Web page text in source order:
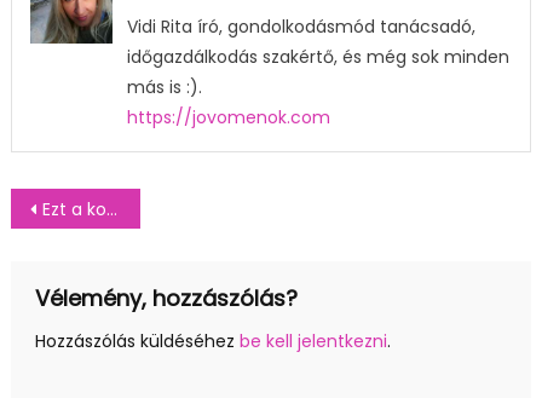
Vidi Rita író, gondolkodásmód tanácsadó,
időgazdálkodás szakértő, és még sok minden
más is :).
https://jovomenok.com
Bejegyzés
Ezt a koronavírus grafikont érdemes csak figyelni
Vélemény, hozzászólás?
Hozzászólás küldéséhez be kell jelentkezni.